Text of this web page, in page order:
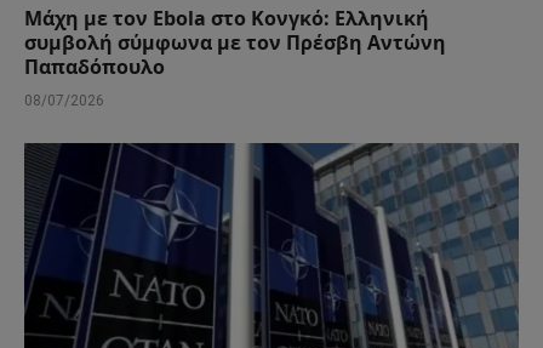
Μάχη με τον Ebola στο Κονγκό: Ελληνική
συμβολή σύμφωνα με τον Πρέσβη Αντώνη
Παπαδόπουλο
08/07/2026